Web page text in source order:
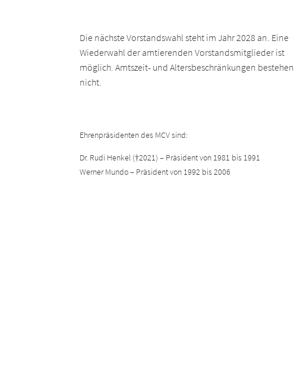
Die nächste Vorstandswahl steht im Jahr 2028 an. Eine
Wiederwahl der amtierenden Vorstandsmitglieder ist
möglich. Amtszeit- und Altersbeschränkungen bestehen
nicht.
Ehrenpräsidenten des MCV sind:
Dr. Rudi Henkel (†2021) – Präsident von 1981 bis 1991
Werner Mundo – Präsident von 1992 bis 2006